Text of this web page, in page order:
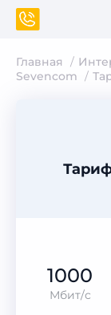
Главная
Sevencom
1000
Мбит/с